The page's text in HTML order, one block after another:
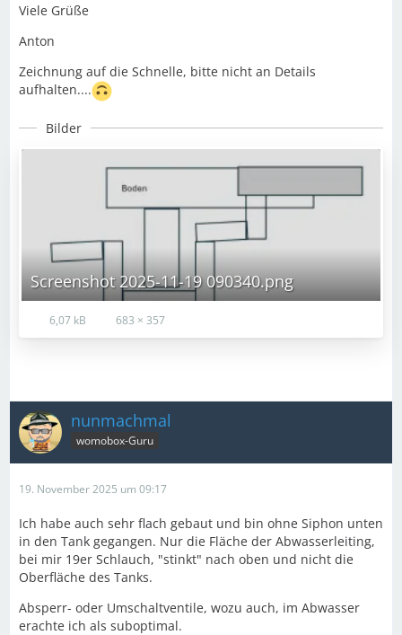
Viele Grüße
Anton
Zeichnung auf die Schnelle, bitte nicht an Details
aufhalten....
Bilder
Screenshot 2025-11-19 090340.png
6,07 kB 683 × 357
nunmachmal
womobox-Guru
19. November 2025 um 09:17
Ich habe auch sehr flach gebaut und bin ohne Siphon unten
in den Tank gegangen. Nur die Fläche der Abwasserleiting,
bei mir 19er Schlauch, "stinkt" nach oben und nicht die
Oberfläche des Tanks.
Absperr- oder Umschaltventile, wozu auch, im Abwasser
erachte ich als suboptimal.